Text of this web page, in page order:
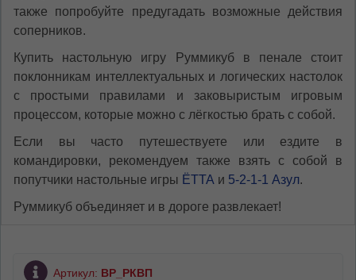
также попробуйте предугадать возможные действия
соперников.
Купить настольную игру Руммикуб в пенале стоит
поклонникам интеллектуальных и логических настолок
с простыми правилами и заковыристым игровым
процессом, которые можно с лёгкостью брать с собой.
Если вы часто путешествуете или ездите в
командировки, рекомендуем также взять с собой в
попутчики настольные игры ЁТТА и 5-2-1-1 Азул.
Руммикуб объединяет и в дороге развлекает!
Артикул: ВР_РКВП